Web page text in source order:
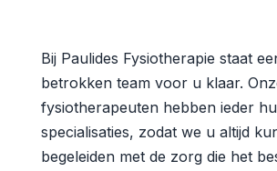
Bij Paulides Fysiotherapie staat
betrokken team voor u klaar.
fysiotherapeuten hebben ieder
specialisaties, zodat we u altijd
begeleiden met de zorg die het